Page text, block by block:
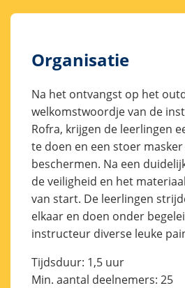
Organisatie
Na het ontvangst op het
welkomstwoordje van de
Rofra, krijgen de leerlingen
te doen en een stoer
beschermen. Na een
de veiligheid en het
van start. De leerlingen
elkaar en doen onder
instructeur diverse leuke
Tijdsduur: 1,5 uur
Min. aantal deelnemers: 25